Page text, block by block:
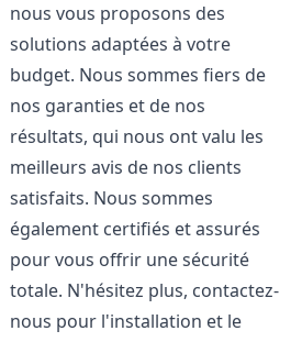
nous vous proposons des
solutions adaptées à votre
budget. Nous sommes fiers de
nos garanties et de nos
résultats, qui nous ont valu les
meilleurs avis de nos clients
satisfaits. Nous sommes
également certifiés et assurés
pour vous offrir une sécurité
totale. N'hésitez plus, contactez-
nous pour l'installation et le